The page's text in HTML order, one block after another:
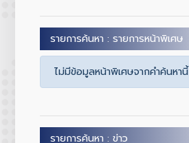
รายการค้นหา : รายการหน้าพิเศษ
ไม่มีข้อมูลหน้าพิเศษจากคำค้นหานี้
รายการค้นหา : ข่าว